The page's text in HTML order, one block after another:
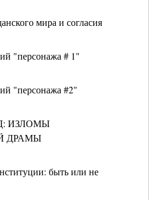
мира и согласия
"персонажа # 1"
"персонажа #2"
ИЗЛОМЫ
ДРАМЫ
быть или не